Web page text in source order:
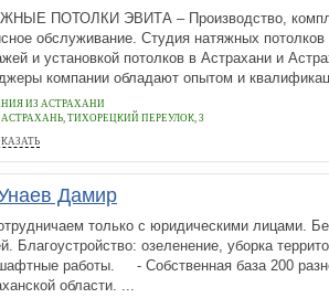
ПОТОЛКИ ЭВИТА – Производство,
обслуживание. Студия натяжных потолков
и установкой потолков в Астрахани и
компании обладают опытом и
ИЗ АСТРАХАНИ
АСТРАХАНЬ, ТИХОРЕЦКИЙ ПЕРЕУЛОК, 3
5112909
Дамир
только с юридическими лицами.
Благоустройство: озеленение, уборка
работы. - Собственная база 200
области. ...